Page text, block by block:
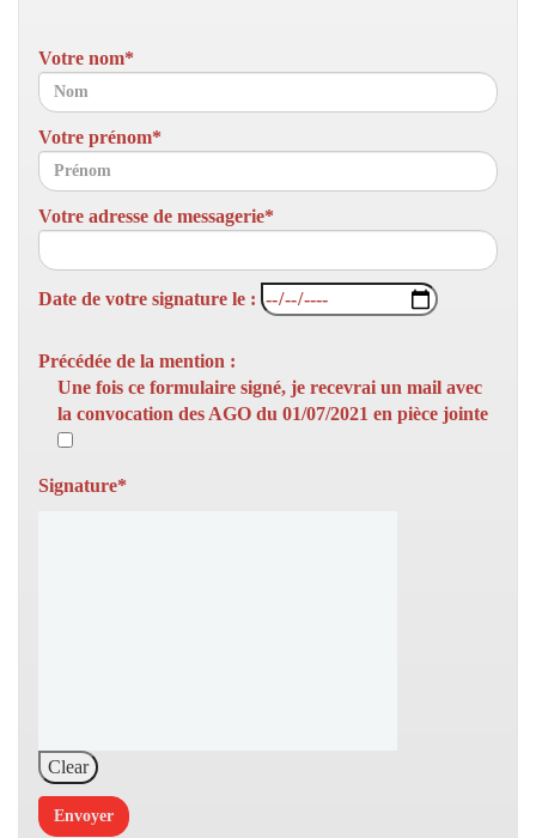
Votre nom*
Votre prénom*
Votre adresse de messagerie*
Date de votre signature le :
Précédée de la mention :
Une fois ce formulaire signé, je recevrai un mail avec
la convocation des AGO du 01/07/2021 en pièce jointe
Signature*